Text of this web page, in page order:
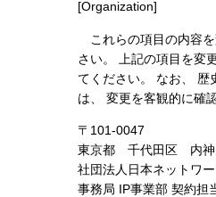
[Organization]
これらの項目の内容を
さい。 上記の項目を変
てください。 なお、 歴
は、 変更を客観的に確
〒101-0047
東京都 千代田区 内神
社団法人日本ネットワ
事務局 IP事業部 契約担